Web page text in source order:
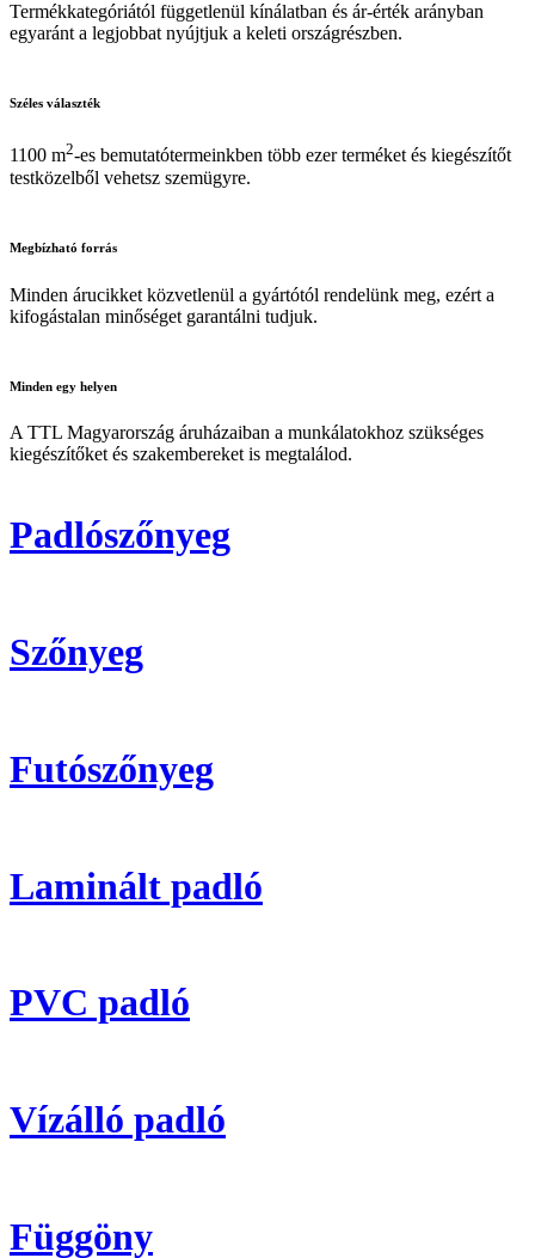
Termékkategóriától függetlenül kínálatban és ár-érték arányban
egyaránt a legjobbat nyújtjuk a keleti országrészben.
Széles választék
1100 m2-es bemutatótermeinkben több ezer terméket és kiegészítőt
testközelből vehetsz szemügyre.
Megbízható forrás
Minden árucikket közvetlenül a gyártótól rendelünk meg, ezért a
kifogástalan minőséget garantálni tudjuk.
Minden egy helyen
A TTL Magyarország áruházaiban a munkálatokhoz szükséges
kiegészítőket és szakembereket is megtalálod.
Padlószőnyeg
Szőnyeg
Futószőnyeg
Laminált padló
PVC padló
Vízálló padló
Függöny